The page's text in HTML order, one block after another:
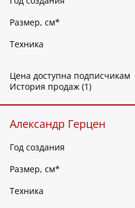
Размер, см*
Техника
Цена доступна подписчикам
История продаж (1)
Александр Герцен
Год создания
Размер, см*
Техника